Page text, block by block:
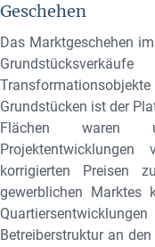
Geschehen
Das Marktgeschehen
Grundstücken ist der
Flächen waren
korrigierten Preisen
gewerblichen Marktes
Betreiberstruktur an